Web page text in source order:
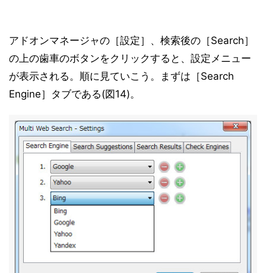
アドオンマネージャの［設定］、検索後の［Search］
の上の歯車のボタンをクリックすると、設定メニュー
が表示される。順に見ていこう。まずは［Search
Engine］タブである(図14)。